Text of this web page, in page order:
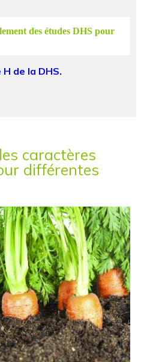
des études DHS pour
de la DHS.
caractères
différentes